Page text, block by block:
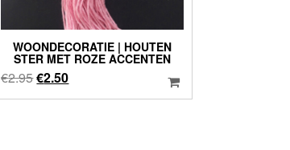
WOONDECORATIE | HOUTEN
STER MET ROZE ACCENTEN
€2.95Oorspronkelijke
prijs
€2.50Huidige
prijs